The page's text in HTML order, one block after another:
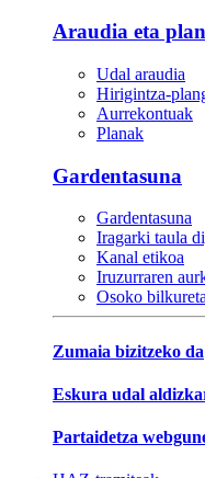
Araudia eta
Udal araudia
Hirigintza-
Aurrekontuak
Planak
Gardentasuna
Gardentasuna
Iragarki taula
Kanal etikoa
Iruzurraren
Osoko
Zumaia bizitzeko da
Eskura udal
Partaidetza